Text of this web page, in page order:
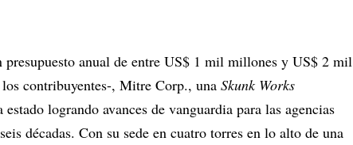
presupuesto anual de entre US$ 1 mil millones y US$ 2 mil
contribuyentes-, Mitre Corp., una Skunk Works
logrando avances de vanguardia para las agencias
décadas. Con su sede en cuatro torres en lo alto de una